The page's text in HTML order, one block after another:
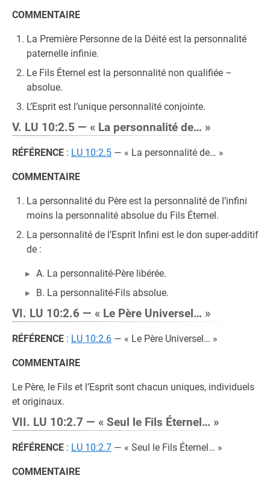
COMMENTAIRE
La Première Personne de la Déité est la personnalité
paternelle infinie.
Le Fils Éternel est la personnalité non qualifiée –
absolue.
L’Esprit est l’unique personnalité conjointe.
V. LU 10:2.5 — « La personnalité de… »
RÉFÉRENCE : LU 10:2.5 — « La personnalité de… »
COMMENTAIRE
La personnalité du Père est la personnalité de l’infini
moins la personnalité absolue du Fils Éternel.
La personnalité de l’Esprit Infini est le don super-additif
de :
A. La personnalité-Père libérée.
B. La personnalité-Fils absolue.
VI. LU 10:2.6 — « Le Père Universel… »
RÉFÉRENCE : LU 10:2.6 — « Le Père Universel… »
COMMENTAIRE
Le Père, le Fils et l’Esprit sont chacun uniques, individuels
et originaux.
VII. LU 10:2.7 — « Seul le Fils Éternel… »
RÉFÉRENCE : LU 10:2.7 — « Seul le Fils Éternel… »
COMMENTAIRE